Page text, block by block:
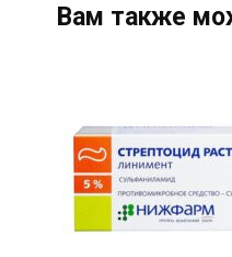
Вам также